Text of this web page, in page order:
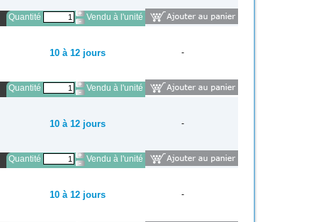
Quantité Vendu à l'unité
10 à 12 jours -
Quantité Vendu à l'unité
10 à 12 jours -
Quantité Vendu à l'unité
10 à 12 jours -